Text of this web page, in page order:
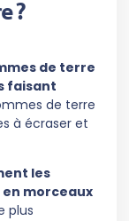
?
de terre
faisant
de terre
à écraser et
les
morceaux
plus